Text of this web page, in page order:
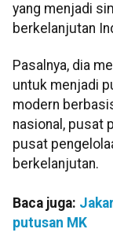
yang menjadi
berkelanjutan
Pasalnya, dia
untuk menjadi
modern
nasional, pusat
pusat
berkelanjutan.
Baca juga:
putusan MK